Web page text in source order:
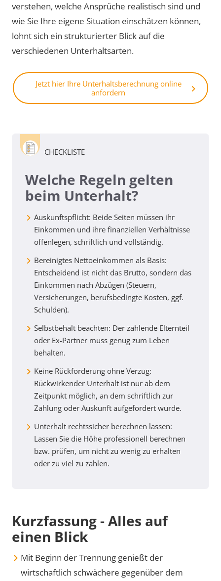
verstehen, welche Ansprüche realistisch sind und
wie Sie Ihre eigene Situation einschätzen können,
lohnt sich ein strukturierter Blick auf die
verschiedenen Unterhaltsarten.
Jetzt hier Ihre Unterhaltsberechnung online
anfordern
CHECKLISTE
Welche Regeln gelten
beim Unterhalt?
Auskunftspflicht: Beide Seiten müssen ihr
Einkommen und ihre finanziellen Verhältnisse
offenlegen, schriftlich und vollständig.
Bereinigtes Nettoeinkommen als Basis:
Entscheidend ist nicht das Brutto, sondern das
Einkommen nach Abzügen (Steuern,
Versicherungen, berufsbedingte Kosten, ggf.
Schulden).
Selbstbehalt beachten: Der zahlende Elternteil
oder Ex-Partner muss genug zum Leben
behalten.
Keine Rückforderung ohne Verzug:
Rückwirkender Unterhalt ist nur ab dem
Zeitpunkt möglich, an dem schriftlich zur
Zahlung oder Auskunft aufgefordert wurde.
Unterhalt rechtssicher berechnen lassen:
Lassen Sie die Höhe professionell berechnen
bzw. prüfen, um nicht zu wenig zu erhalten
oder zu viel zu zahlen.
Kurzfassung - Alles auf
einen Blick
Mit Beginn der Trennung genießt der
wirtschaftlich schwächere gegenüber dem